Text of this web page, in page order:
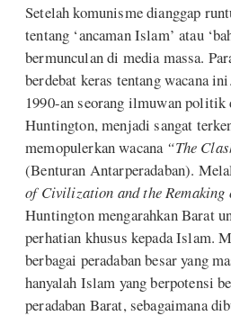
Setelah komunisme dianggap
tentang ‘ancaman Islam’ atau
bermunculan di media massa.
berdebat keras tentang wacana
1990-an seorang ilmuwan politik
Huntington, menjadi sangat
memopulerkan wacana “The
(Benturan Antarperadaban).
of Civilization and the
Huntington mengarahkan Barat
perhatian khusus kepada Islam.
berbagai peradaban besar yang
hanyalah Islam yang berpotensi
peradaban Barat, sebagaimana